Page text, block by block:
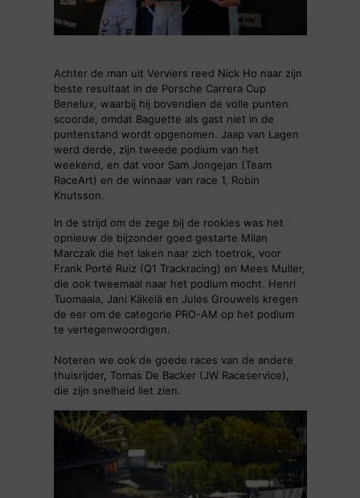
Achter de man uit Verviers reed Nick Ho naar zijn
beste resultaat in de Porsche Carrera Cup
Benelux, waarbij hij bovendien de volle punten
scoorde, omdat Baguette als gast niet in de
puntenstand wordt opgenomen. Jaap van Lagen
werd derde, zijn tweede podium van het
weekend, en dat voor Sam Jongejan (Team
RaceArt) en de winnaar van race 1, Robin
Knutsson.
In de strijd om de zege bij de rookies was het
opnieuw de bijzonder goed gestarte Milan
Marczak die het laken naar zich toetrok, voor
Frank Porté Ruiz (Q1 Trackracing) en Mees Muller,
die ook tweemaal naar het podium mocht. Henri
Tuomaala, Jani Käkelä en Jules Grouwels kregen
de eer om de categorie PRO-AM op het podium
te vertegenwoordigen.
Noteren we ook de goede races van de andere
thuisrijder, Tomas De Backer (JW Raceservice),
die zijn snelheid liet zien.